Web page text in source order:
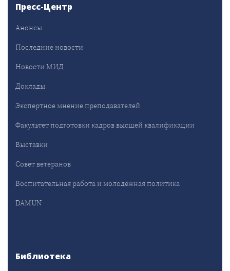
Пресс-Центр
Анонсы
Последние новости
Новости МИД
Доклады
Экспертное мнение преподавателей
Факультет подготовки кадров высшей квалификации
Выставки
Совет ветеранов
Воспитательная работа и молодёжная политика
DAMUN
Библиотека